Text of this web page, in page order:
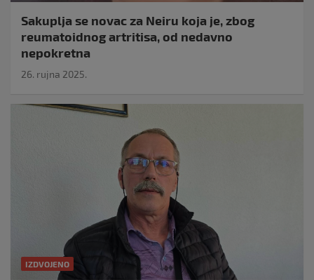
Sakuplja se novac za Neiru koja je, zbog
reumatoidnog artritisa, od nedavno
nepokretna
26. rujna 2025.
IZDVOJENO